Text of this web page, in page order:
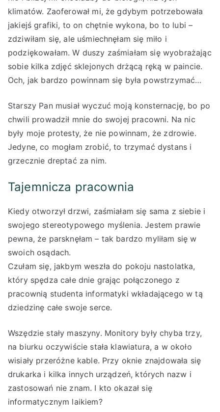
klimatów. Zaoferował mi, że gdybym potrzebowała
jakiejś grafiki, to on chętnie wykona, bo to lubi –
zdziwiłam się, ale uśmiechnęłam się miło i
podziękowałam. W duszy zaśmiałam się wyobrażając
sobie kilka zdjęć sklejonych drżącą ręką w paincie.
Och, jak bardzo powinnam się była powstrzymać…
Starszy Pan musiał wyczuć moją konsternację, bo po
chwili prowadził mnie do swojej pracowni. Na nic
były moje protesty, że nie powinnam, że zdrowie.
Jedyne, co mogłam zrobić, to trzymać dystans i
grzecznie dreptać za nim.
Tajemnicza pracownia
Kiedy otworzył drzwi, zaśmiałam się sama z siebie i
swojego stereotypowego myślenia. Jestem prawie
pewna, że parsknęłam – tak bardzo myliłam się w
swoich osądach.
Czułam się, jakbym weszła do pokoju nastolatka,
który spędza całe dnie grając połączonego z
pracownią studenta informatyki wkładającego w tą
dziedzinę całe swoje serce.
Wszędzie stały maszyny. Monitory były chyba trzy,
na biurku oczywiście stała klawiatura, a w około
wisiały przeróżne kable. Przy oknie znajdowała się
drukarka i kilka innych urządzeń, których nazw i
zastosowań nie znam. I kto okazał się
informatycznym laikiem?